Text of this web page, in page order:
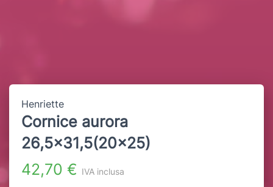
Henriette
Cornice aurora
26,5x31,5(20x25)
42,70 € IVA inclusa